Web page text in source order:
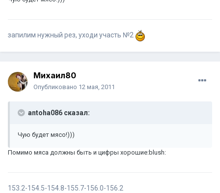
запилим нужный рез, уходи участь №2
Михаил80
Опубликовано 12 мая, 2011
antoha086 сказал:
Чую будет мясо!)))
Помимо мяса должны быть и цифры хорошие:blush:
153.2-154.5-154.8-155.7-156.0-156.2